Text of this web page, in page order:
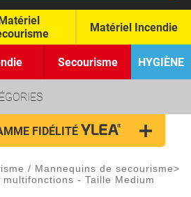
Matériel
Matériel Incendie
Secourisme HYGIÈNE
FIDÉLITÉ
/ Mannequins de secourisme>
- Taille Medium